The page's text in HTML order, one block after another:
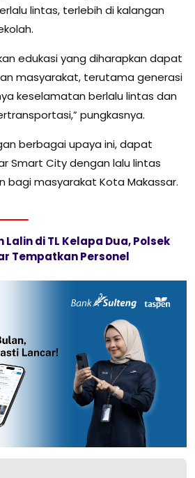
lintas, terlebih di kalangan
edukasi yang diharapkan dapat
masyarakat, terutama generasi
keselamatan berlalu lintas dan
pungkasnya.
berbagai upaya ini, dapat
Smart City dengan lalu lintas
bagi masyarakat Kota Makassar.
di TL Kelapa Dua, Polsek
Tempatkan Personel